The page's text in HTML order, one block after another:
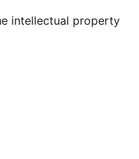
intellectual property